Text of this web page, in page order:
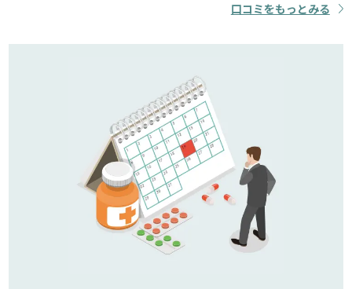
口コミをもっとみる